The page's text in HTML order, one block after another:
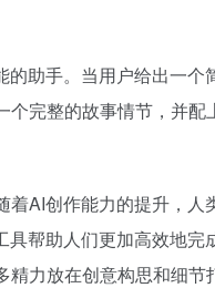
助手。当用户给出一个
完整的故事情节，并配
AI创作能力的提升，人
帮助人们更加高效地完
力放在创意构思和细节